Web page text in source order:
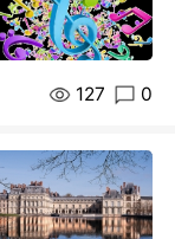
127 0